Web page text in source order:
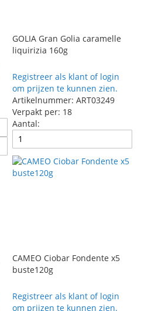
GOLIA Gran Golia caramelle
liquirizia 160g
Registreer als klant of login
om prijzen te kunnen zien.
Artikelnummer: ART03249
Verpakt per: 18
Aantal:
CAMEO Ciobar Fondente x5
buste120g
Registreer als klant of login
om prijzen te kunnen zien.